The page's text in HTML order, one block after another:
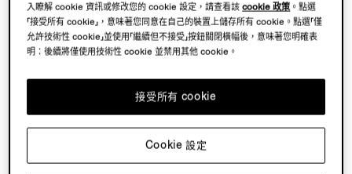
入瞭解 cookie 資訊或修改您的 cookie 設定，請查看該cookie 政策 。點選
「接受所有 cookie」，意味著您同意在自己的裝置上儲存所有 cookie。點選「僅
允許技術性 cookie」並使用「繼續但不接受」按鈕關閉橫幅後，意味著您明確表
明：後續將僅使用技術性 cookie 並禁用其他 cookie。
接受所有 cookie
Cookie 設定